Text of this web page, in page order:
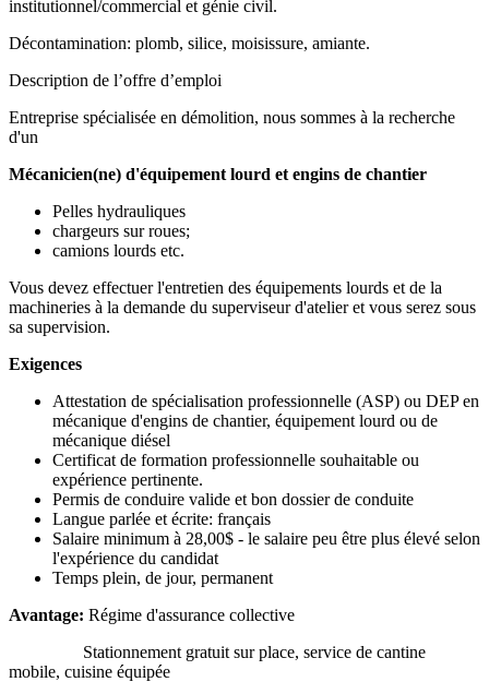
institutionnel/commercial et génie civil.
Décontamination: plomb, silice, moisissure, amiante.
Description de l’offre d’emploi
Entreprise spécialisée en démolition, nous sommes à la recherche
d'un
Mécanicien(ne) d'équipement lourd et engins de chantier
Pelles hydrauliques
chargeurs sur roues;
camions lourds etc.
Vous devez effectuer l'entretien des équipements lourds et de la
machineries à la demande du superviseur d'atelier et vous serez sous
sa supervision.
Exigences
Attestation de spécialisation professionnelle (ASP) ou DEP en
mécanique d'engins de chantier, équipement lourd ou de
mécanique diésel
Certificat de formation professionnelle souhaitable ou
expérience pertinente.
Permis de conduire valide et bon dossier de conduite
Langue parlée et écrite: français
Salaire minimum à 28,00$ - le salaire peu être plus élevé selon
l'expérience du candidat
Temps plein, de jour, permanent
Avantage: Régime d'assurance collective
Stationnement gratuit sur place, service de cantine
mobile, cuisine équipée